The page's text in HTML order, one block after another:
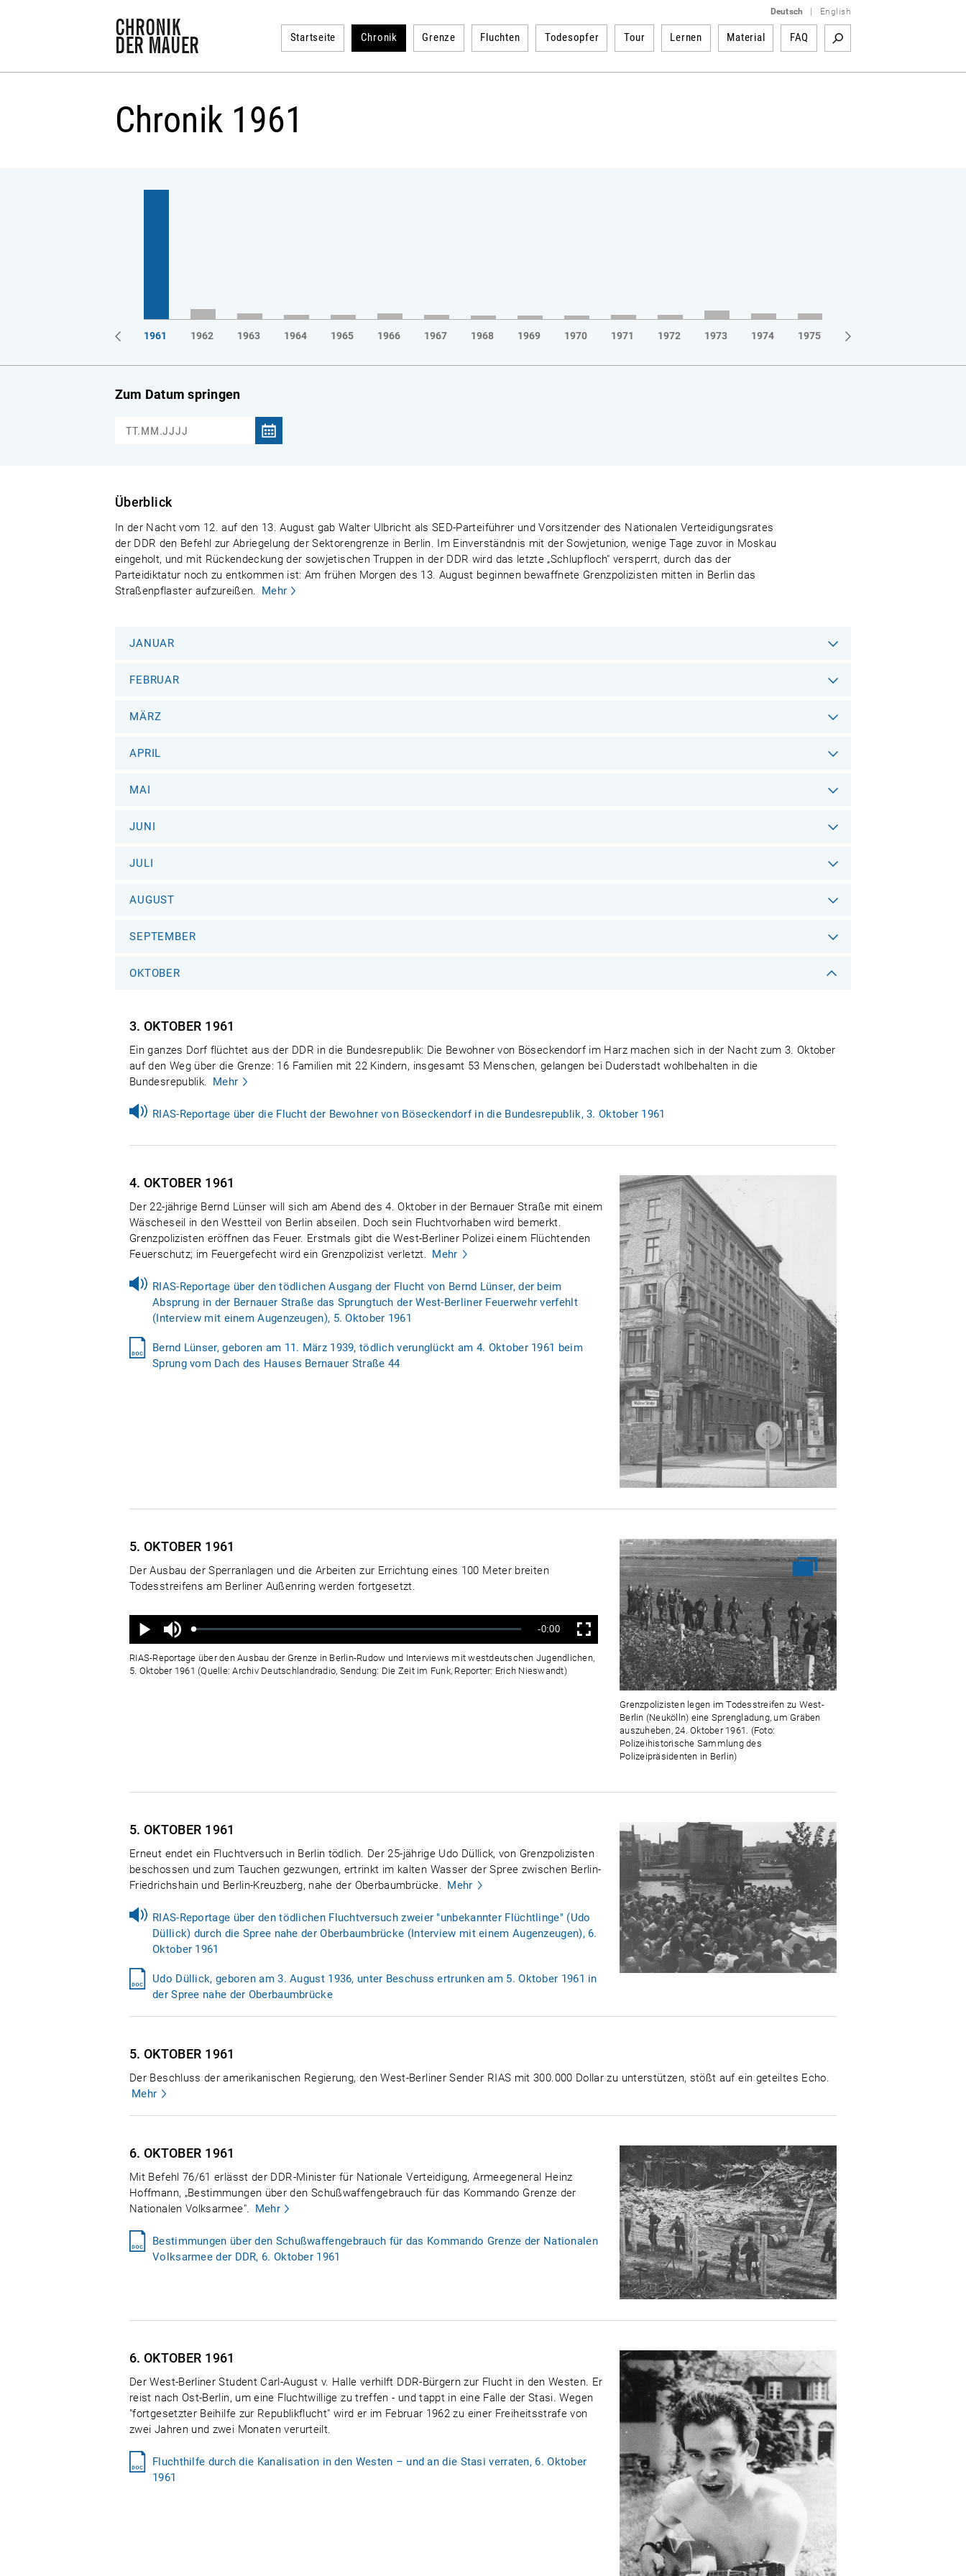
Deutsch English
Startseite Chronik Grenze Fluchten Todesopfer Tour Lernen Material FAQ
Chronik 1961
1961 1962 1963 1964 1965 1966 1967 1968 1969 1970 1971 1972 1973 1974 1975 1976
Zum Datum springen
Überblick
In der Nacht vom 12. auf den 13. August gab Walter Ulbricht als SED-Parteiführer und Vorsitzender des Nationalen Verteidigungsrates
der DDR den Befehl zur Abriegelung der Sektorengrenze in Berlin. Im Einverständnis mit der Sowjetunion, wenige Tage zuvor in Moskau
eingeholt, und mit Rückendeckung der sowjetischen Truppen in der DDR wird das letzte „Schlupfloch" versperrt, durch das der
Parteidiktatur noch zu entkommen ist: Am frühen Morgen des 13. August beginnen bewaffnete Grenzpolizisten mitten in Berlin das
Straßenpflaster aufzureißen. Mehr
JANUAR
FEBRUAR
MÄRZ
APRIL
MAI
JUNI
JULI
AUGUST
SEPTEMBER
OKTOBER
3. OKTOBER 1961
Ein ganzes Dorf flüchtet aus der DDR in die Bundesrepublik: Die Bewohner von Böseckendorf im Harz machen sich in der Nacht zum 3. Oktober
auf den Weg über die Grenze: 16 Familien mit 22 Kindern, insgesamt 53 Menschen, gelangen bei Duderstadt wohlbehalten in die
Bundesrepublik. Mehr
RIAS-Reportage über die Flucht der Bewohner von Böseckendorf in die Bundesrepublik, 3. Oktober 1961
4. OKTOBER 1961
Der 22-jährige Bernd Lünser will sich am Abend des 4. Oktober in der Bernauer Straße mit einem
Wäscheseil in den Westteil von Berlin abseilen. Doch sein Fluchtvorhaben wird bemerkt.
Grenzpolizisten eröffnen das Feuer. Erstmals gibt die West-Berliner Polizei einem Flüchtenden
Feuerschutz; im Feuergefecht wird ein Grenzpolizist verletzt. Mehr
RIAS-Reportage über den tödlichen Ausgang der Flucht von Bernd Lünser, der beim
Absprung in der Bernauer Straße das Sprungtuch der West-Berliner Feuerwehr verfehlt
(Interview mit einem Augenzeugen), 5. Oktober 1961
Bernd Lünser, geboren am 11. März 1939, tödlich verunglückt am 4. Oktober 1961 beim
Sprung vom Dach des Hauses Bernauer Straße 44
5. OKTOBER 1961
Grenzpolizisten legen im Todesstreifen zu West-
Berlin (Neukölln) eine Sprengladung, um Gräben
auszuheben, 24. Oktober 1961. (Foto:
Polizeihistorische Sammlung des
Polizeipräsidenten in Berlin)
Der Ausbau der Sperranlagen und die Arbeiten zur Errichtung eines 100 Meter breiten
Todesstreifens am Berliner Außenring werden fortgesetzt.
Wiedergabe
Ton
aus
Geladen:
Status:
Verbleibende
Zeit
-0:00 Vollbild
RIAS-Reportage über den Ausbau der Grenze in Berlin-Rudow und Interviews mit westdeutschen Jugendlichen,
5. Oktober 1961 (Quelle: Archiv Deutschlandradio, Sendung: Die Zeit im Funk, Reporter: Erich Nieswandt)
5. OKTOBER 1961
Erneut endet ein Fluchtversuch in Berlin tödlich. Der 25-jährige Udo Düllick, von Grenzpolizisten
beschossen und zum Tauchen gezwungen, ertrinkt im kalten Wasser der Spree zwischen Berlin-
Friedrichshain und Berlin-Kreuzberg, nahe der Oberbaumbrücke. Mehr
RIAS-Reportage über den tödlichen Fluchtversuch zweier "unbekannter Flüchtlinge" (Udo
Düllick) durch die Spree nahe der Oberbaumbrücke (Interview mit einem Augenzeugen), 6.
Oktober 1961
Udo Düllick, geboren am 3. August 1936, unter Beschuss ertrunken am 5. Oktober 1961 in
der Spree nahe der Oberbaumbrücke
5. OKTOBER 1961
Der Beschluss der amerikanischen Regierung, den West-Berliner Sender RIAS mit 300.000 Dollar zu unterstützen, stößt auf ein geteiltes Echo.
Mehr
6. OKTOBER 1961
Mit Befehl 76/61 erlässt der DDR-Minister für Nationale Verteidigung, Armeegeneral Heinz
Hoffmann, „Bestimmungen über den Schußwaffengebrauch für das Kommando Grenze der
Nationalen Volksarmee". Mehr
Bestimmungen über den Schußwaffengebrauch für das Kommando Grenze der Nationalen
Volksarmee der DDR, 6. Oktober 1961
6. OKTOBER 1961
Der West-Berliner Student Carl-August v. Halle verhilft DDR-Bürgern zur Flucht in den Westen. Er
reist nach Ost-Berlin, um eine Fluchtwillige zu treffen - und tappt in eine Falle der Stasi. Wegen
"fortgesetzter Beihilfe zur Republikflucht" wird er im Februar 1962 zu einer Freiheitsstrafe von
zwei Jahren und zwei Monaten verurteilt.
Fluchthilfe durch die Kanalisation in den Westen – und an die Stasi verraten, 6. Oktober
1961